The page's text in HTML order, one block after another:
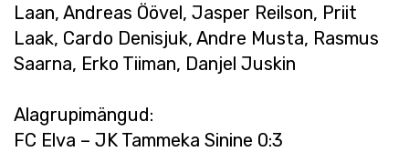
Laan, Andreas Öövel, Jasper Reilson, Priit
Laak, Cardo Denisjuk, Andre Musta, Rasmus
Saarna, Erko Tiiman, Danjel Juskin
Alagrupimängud:
FC Elva – JK Tammeka Sinine 0:3